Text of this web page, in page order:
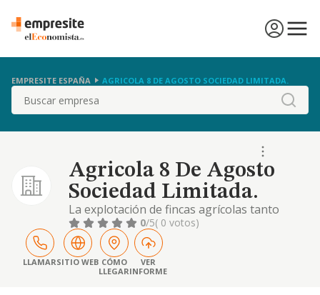
EMPRESITE ESPAÑA AGRICOLA 8 DE AGOSTO SOCIEDAD LIMITADA.
Buscar
Agricola 8 De Agosto
Sociedad Limitada.
La explotación de fincas agrícolas tanto
propias como de terceros, su cultivo, la
producción y comercialización de toda clase
de productos agrícolas, así como la
transformación y comercialización de los
mismos. la realización de trabajos agrícolas
0/5( 0 votos)
LLAMARSITIO WEB CÓMO
LLEGAR
VER
INFORME